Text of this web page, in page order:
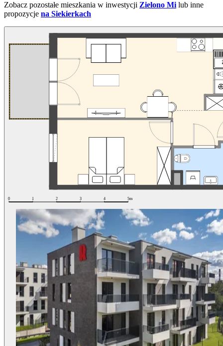
Zobacz pozostałe mieszkania w inwestycji Zielono Mi lub inne
propozycje na Siekierkach